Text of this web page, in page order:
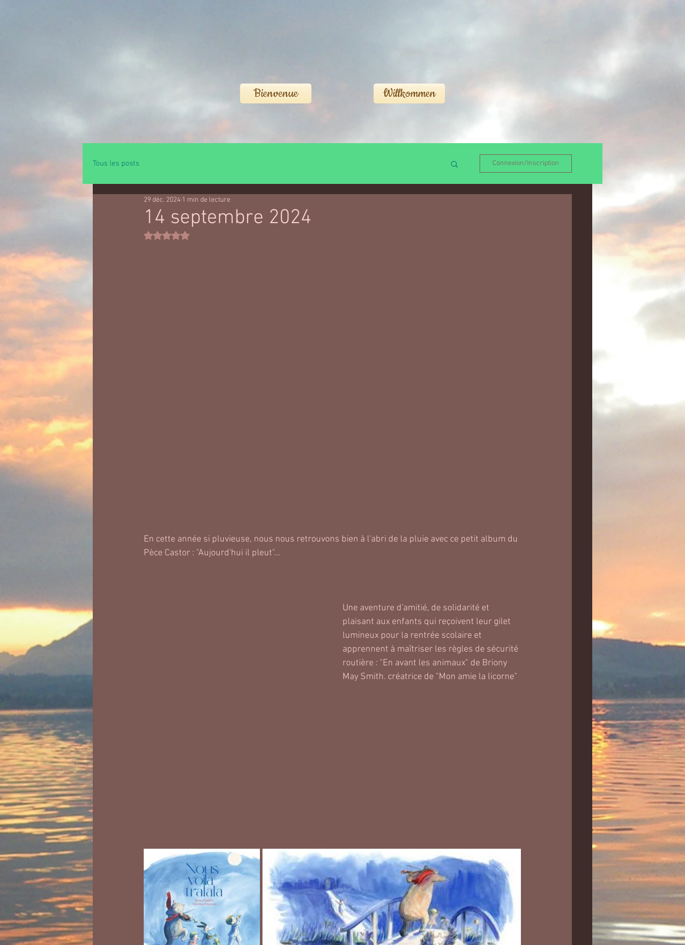
Bienvenue Willkommen
Tous les posts Connexion/Inscription
14 septembre 2024
29 déc. 2024 1 min de lecture
Noté NaN étoiles sur 5.
En cette année si pluvieuse, nous nous retrouvons bien à l'abri de la pluie avec ce petit album du
Pèce Castor : "Aujourd'hui il pleut"...
Une aventure d'amitié, de solidarité et
plaisant aux enfants qui reçoivent leur gilet
lumineux pour la rentrée scolaire et
apprennent à maîtriser les règles de sécurité
routière : "En avant les animaux" de Briony
May Smith. créatrice de "Mon amie la licorne"